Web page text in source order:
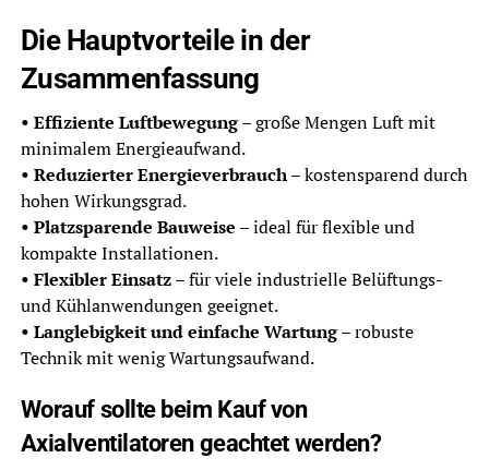
Die Hauptvorteile in der
Zusammenfassung
• Effiziente Luftbewegung– große Mengen Luft mit
minimalem Energieaufwand.
• Reduzierter Energieverbrauch– kostensparend durch
hohen Wirkungsgrad.
• Platzsparende Bauweise – ideal für flexible und
kompakte Installationen.
• Flexibler Einsatz– für viele industrielle Belüftungs-
und Kühlanwendungen geeignet.
• Langlebigkeit und einfache Wartung– robuste
Technik mit wenig Wartungsaufwand.
Worauf sollte beim Kauf von
Axialventilatoren geachtet werden?